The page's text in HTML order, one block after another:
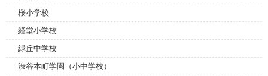
桜小学校
経堂小学校
緑丘中学校
渋谷本町学園（小中学校）